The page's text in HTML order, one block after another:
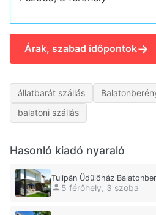
Árak, szabad időpontok→
állatbarát szállás
balatoni szállás
Hasonló kiadó nyaraló
Tulipán Üdülőház
5 férőhely, 3 szoba